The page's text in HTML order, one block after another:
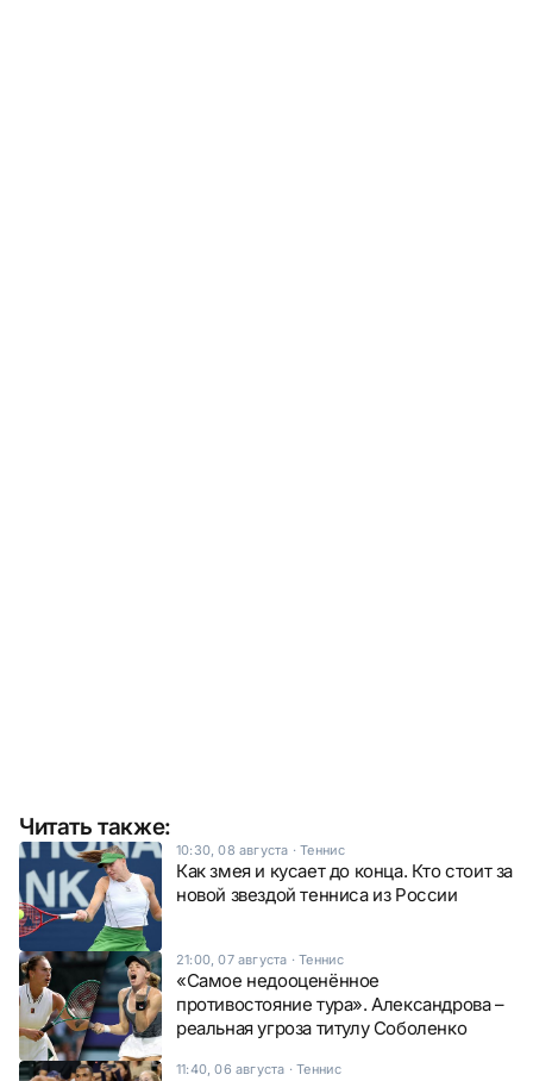
Читать также:
10:30, 08 августа ·Теннис
Как змея и кусает до конца. Кто стоит за
новой звездой тенниса из России
21:00, 07 августа ·Теннис
«Самое недооценённое
противостояние тура». Александрова –
реальная угроза титулу Соболенко
11:40, 06 августа ·Теннис